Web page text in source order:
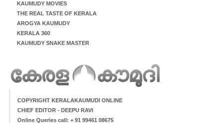
KAUMUDY MOVIES
THE REAL TASTE OF KERALA
AROGYA KAUMUDY
KERALA 360
KAUMUDY SNAKE MASTER
COPYRIGHT KERALAKAUMUDI ONLINE
CHIEF EDITOR - DEEPU RAVI
Online Queries call: + 91 99461 08675